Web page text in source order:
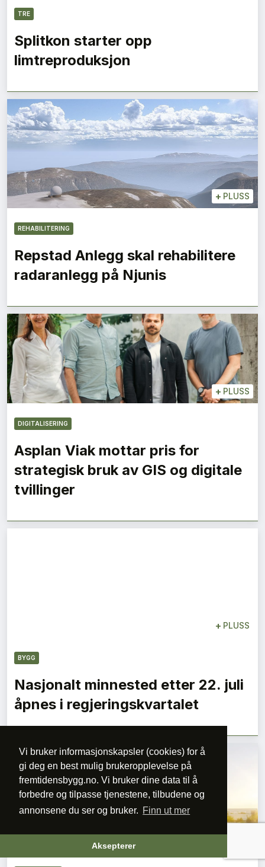
Vi bruker informasjonskapsler (cookies) for å
gi deg en best mulig brukeropplevelse på
fremtidensbygg.no. Vi bruker dine data til å
forbedre og tilpasse tjenestene, tilbudene og
annonsene du ser og bruker. Finn ut mer
Aksepterer
TRE
Splitkon starter opp
limtreproduksjon
+ PLUSS
REHABILITERING
Repstad Anlegg skal rehabilitere
radaranlegg på Njunis
+ PLUSS
DIGITALISERING
Asplan Viak mottar pris for
strategisk bruk av GIS og digitale
tvillinger
+ PLUSS
BYGG
Nasjonalt minnested etter 22. juli
åpnes i regjeringskvartalet